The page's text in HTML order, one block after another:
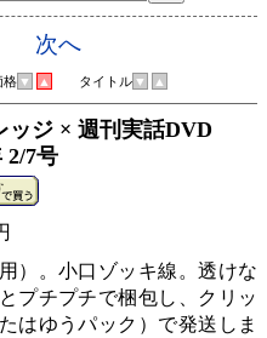
次へ
▼ ▲ タイトル ▼ ▲
ッジ × 週刊実話DVD
2/7号
）。小口ゾッキ線。透けな
プチプチで梱包し、クリッ
はゆうパック）で発送しま